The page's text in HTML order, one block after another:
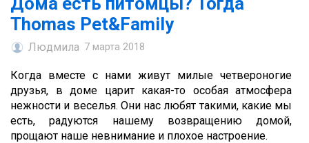
Thomas Pet&Family
Людмила 7 марта 2018
Когда вместе с нами живут милые четвероногие
друзья, в доме царит какая-то особая атмосфера
нежности и веселья. Они нас любят такими, какие мы
есть, радуются нашему возвращению домой,
прощают наше невнимание и плохое настроение.